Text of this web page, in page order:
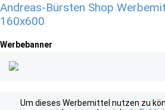
Andreas-Bürsten Shop
160x600
Werbebanner
Um dieses Werbemittel nutzen zu